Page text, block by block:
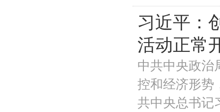
习近平：
活动正常
中共中央政治
控和经济形势
共中央总书记